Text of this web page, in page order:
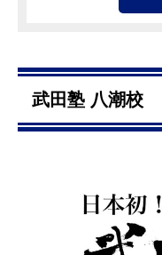
武田塾 八潮校